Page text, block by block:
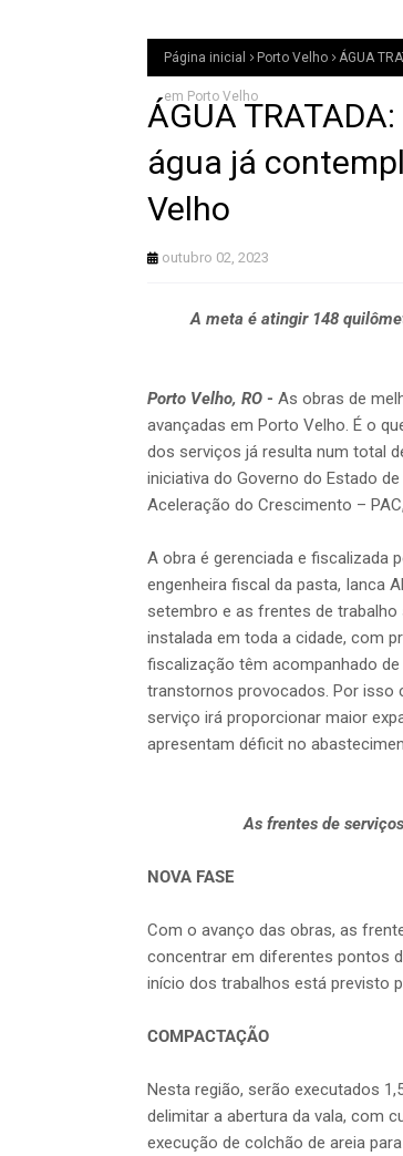
Página inicial Porto Velho ÁGUA
em Porto Velho
ÁGUA
água já
Velho
outubro 02, 2023
A meta é atingir 148
Porto Velho, RO - As obras de
avançadas em Porto Velho. É o
dos serviços já resulta num total
iniciativa do Governo do Estado
Aceleração do Crescimento –
A obra é gerenciada e fiscalizada
engenheira fiscal da pasta, Ianca
setembro e as frentes de trabalho
instalada em toda a cidade, com
fiscalização têm acompanhado
transtornos provocados. Por isso
serviço irá proporcionar maior
apresentam déficit no
As frentes de
NOVA FASE
Com o avanço das obras, as
concentrar em diferentes pontos
início dos trabalhos está previsto
COMPACTAÇÃO
Nesta região, serão executados
delimitar a abertura da vala, com
execução de colchão de areia